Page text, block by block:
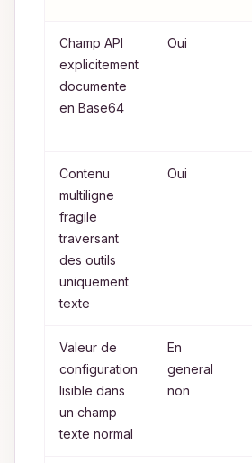
Champ API
explicitement
documente
en Base64
Oui
Contenu
multiligne
fragile
traversant
des outils
uniquement
texte
Oui
Valeur de
configuration
lisible dans
un champ
texte normal
En
general
non